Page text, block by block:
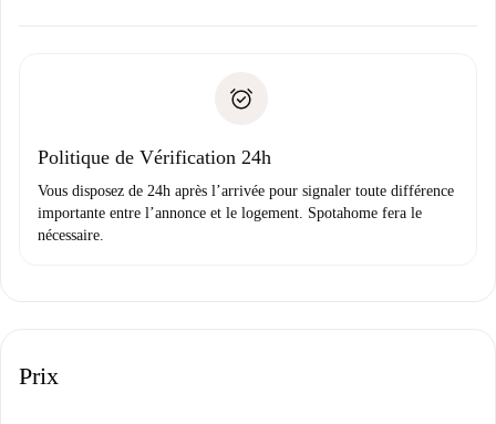
Justificatif de solvabilité
uniquement si aucun problème n'est signalé.
Politique de Vérification 24h
Vous disposez de 24h après l’arrivée pour signaler toute différence
importante entre l’annonce et le logement. Spotahome fera le
nécessaire.
Prix